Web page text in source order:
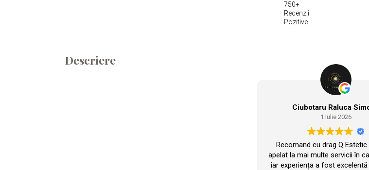
750+
Recenzii
Pozitive
Descriere
Ciubotaru Raluca
1 Iulie 2026
Recomand cu drag Q
apelat la mai multe servicii în
iar experiența a fost